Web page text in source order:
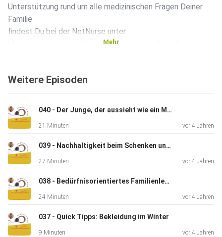
Unterstützung rund um alle medizinischen Fragen Deiner
Familie
findest Du bei der NetNurse unter
https://www.herzenskinder.net/net-nurse-die-online-
Mehr
Weitere Episoden
040 - Der Junge, der aussieht wie ein Mädchen oder "Über das Gendern, Bewertungen, Rollenverteilungen und Klischees"
21 Minuten vor 4 Jahren
039 - Nachhaltigkeit beim Schenken und in der Adventszeit
27 Minuten vor 4 Jahren
038 - Bedürfnisorientiertes Familienleben
24 Minuten vor 4 Jahren
037 - Quick Tipps: Bekleidung im Winter
9 Minuten vor 4 Jahren